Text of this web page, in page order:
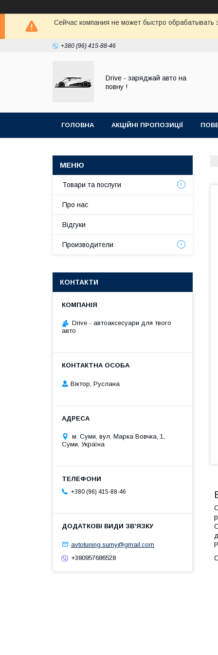
Сейчас компания не может быстро
+380 (96) 415-88-46
Drive - заряджай авто на
повну !
ГОЛОВНА АКЦІЙНІ ПРОПОЗИЦІЇ
Товари та послуги
Про нас
Відгуки
Производители
КОНТАКТИ
Drive - автоаксесуари для твого
авто
Віктор, Руслана
м. Суми, вул. Марка Вовчка, 1,
Суми, Україна
+380 (96) 415-88-46
avtotuning.sumy@gmail.com
+380957686528